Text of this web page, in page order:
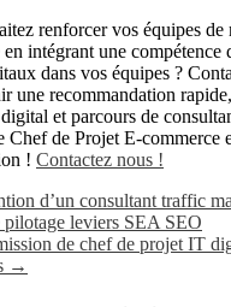
renforcer vos équipes de
intégrant une compétence
dans vos équipes ?
une recommandation
et parcours de
Chef de Projet E-commerce
! Contactez nous !
d’un consultant traffic
pilotage leviers SEA SEO
de chef de projet IT
→